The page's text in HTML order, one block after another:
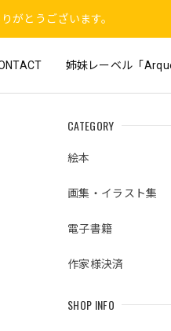
がとうございます。
姉妹レーベル「
CATEGORY
絵本
画集・イラスト集
電子書籍
作家様決済
SHOP INFO